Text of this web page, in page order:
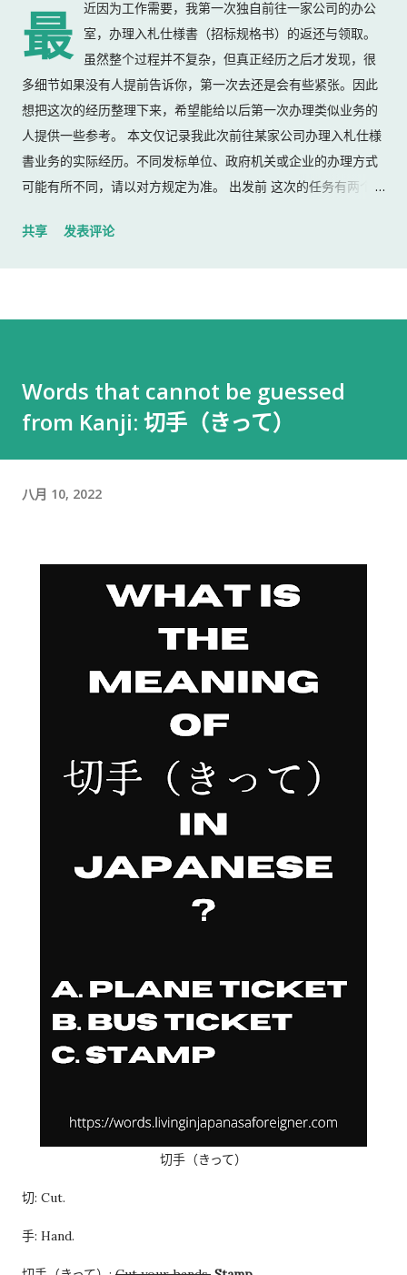
最
近因为工作需要，我第一次独自前往一家公司的办公
室，办理入札仕様書（招标规格书）的返还与领取。
虽然整个过程并不复杂，但真正经历之后才发现，很
多细节如果没有人提前告诉你，第一次去还是会有些紧张。因此
想把这次的经历整理下来，希望能给以后第一次办理类似业务的
人提供一些参考。 本文仅记录我此次前往某家公司办理入札仕様
書业务的实际经历。不同发标单位、政府机关或企业的办理方式
可能有所不同，请以对方规定为准。 出发前 这次的任务有两个：
入札仕様書 名片 当时我认为这样就足够了。 后来才发现，还有
工作人员确认后，很快帮我打开了大门。 进入办公室 进入办公室
后，我向工作人员简单打了招呼： お世話になっております。 随
后便开始办理资料交接。 整个过程没有想象中的复杂，也没有长
给工作人员，返还手续就结束了。 实际上并不是。 工作人员告诉
的。 这一点如果第一次办理，很容易忽略。 领取新的入札仕様書
完成返还手续后，工作人员把新的入札仕様書交给了我。 就在这
过一次。 因此，我误以为之后领取新的入札仕様書时，就不需要
再携带了。 工作人员告诉我： 資格証明書并不是第一次提交之后
就一直有效，而是每次领取新的入札仕様書时，都需要再次出
示。 由于这是我第一次没有携带，对方这次没有追究，仍然让我
取新的入札仕様書，都必须携带資格証明書。 这也成为我以后必
须记住的一项固定流程。 整个过程其实没有想象中困难 在出发之
前，我最担心的是： 门口电话应该怎么说？ 敬语会不会说错？
经历之后才发现，这些担心其实没...
共享 发表评论
Words that cannot be guessed
from Kanji: 切手（きって）
八月 10, 2022
切手（きって）
切: Cut.
手: Hand.